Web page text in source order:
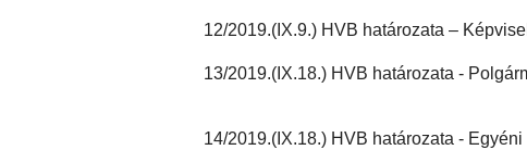
12/2019.(IX.9.) HVB határozata –
13/2019.(IX.18.) HVB határozata -
14/2019.(IX.18.) HVB határozata -